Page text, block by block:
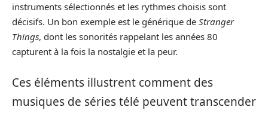
instruments sélectionnés et les rythmes choisis sont
décisifs. Un bon exemple est le générique de Stranger
Things, dont les sonorités rappelant les années 80
capturent à la fois la nostalgie et la peur.
Ces éléments illustrent comment des
musiques de séries télé peuvent transcender